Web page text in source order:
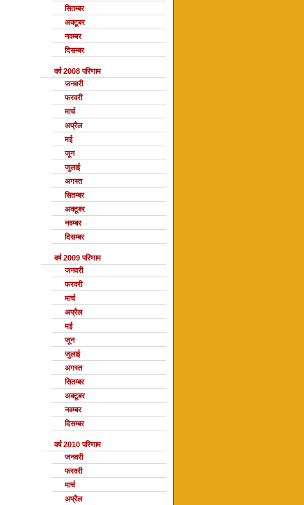
सितम्बर
अक्टूबर
नवम्बर
दिसम्बर
वर्ष 2008 परिणाम
जनवरी
फरवरी
मार्च
अप्रैल
मई
जून
जुलाई
अगस्त
सितम्बर
अक्टूबर
नवम्बर
दिसम्बर
वर्ष 2009 परिणाम
जनवरी
फरवरी
मार्च
अप्रैल
मई
जून
जुलाई
अगस्त
सितम्बर
अक्टूबर
नवम्बर
दिसम्बर
वर्ष 2010 परिणाम
जनवरी
फरवरी
मार्च
अप्रैल